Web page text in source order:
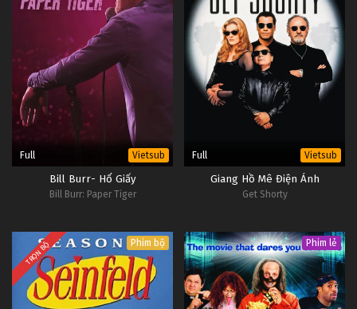
Full Vietsub
Bill Burr- Hổ Giấy
Bill Burr: Paper Tiger
Full Vietsub
Giang Hồ Mê Điện Ảnh
Get Shorty
TRỌN BỘ Phim bộ Phim lẻ